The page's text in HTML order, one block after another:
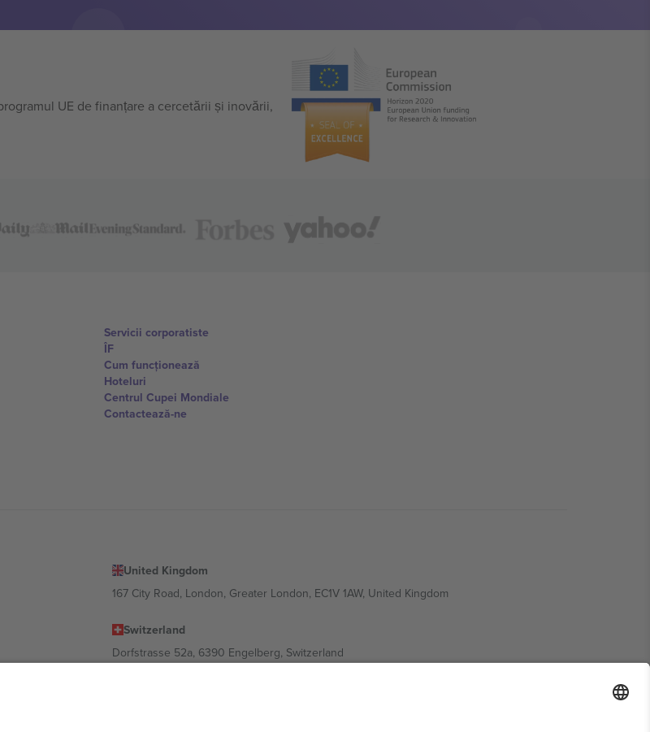
UE de finanțare a cercetării și inovării,
Servicii corporatiste
ÎF
Cum funcționează
Hoteluri
Centrul Cupei Mondiale
Contactează-ne
United Kingdom
167 City Road, London, Greater London, EC1V 1AW, United Kingdom
Switzerland
Dorfstrasse 52a, 6390 Engelberg, Switzerland